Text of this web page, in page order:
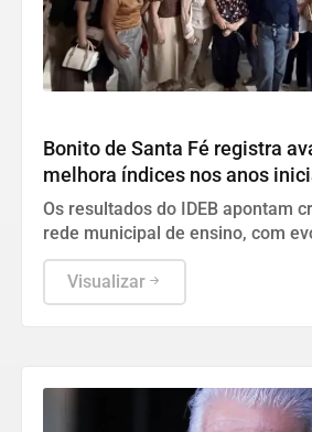
Bonito de Santa Fé registra
melhora índices nos anos
ensino
Os resultados do IDEB apontam
rede municipal de ensino, com
indicadores dos anos iniciais e
trabalho desenvolvido nas escolas.
Visualizar